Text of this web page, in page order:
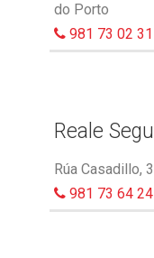
do Porto
981 73 02 31
Reale
Rúa Casadillo,
981 73 64 24